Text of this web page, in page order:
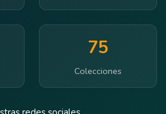
75
Colecciones